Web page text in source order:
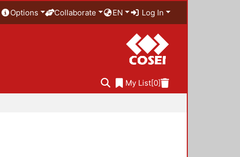
Options Collaborate EN Log In
My List[0]